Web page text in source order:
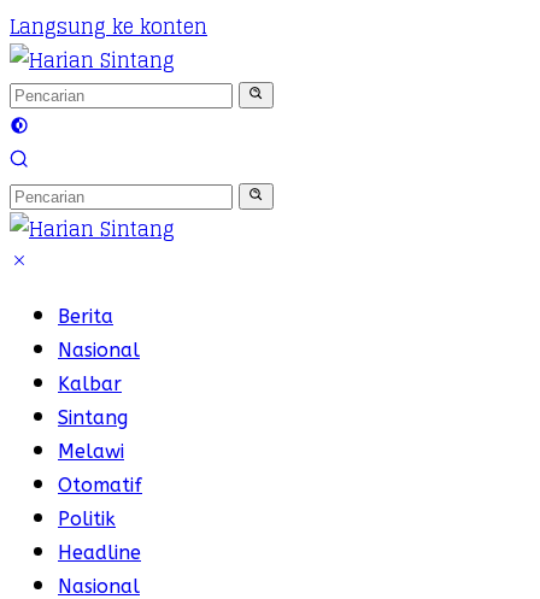
Langsung ke konten
Berita
Nasional
Kalbar
Sintang
Melawi
Otomatif
Politik
Headline
Nasional